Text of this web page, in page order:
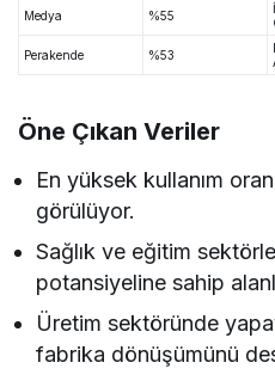
Medya %55
Perakende %53
Öne Çıkan Veriler
En yüksek kullanım
görülüyor.
Sağlık ve eğitim
potansiyeline sahip
Üretim sektöründe
fabrika dönüşümünü